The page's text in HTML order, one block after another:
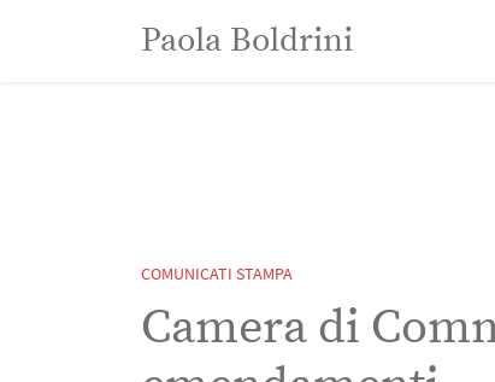
Paola BoldriniPaola Boldrini
COMUNICATI STAMPA
Camera di